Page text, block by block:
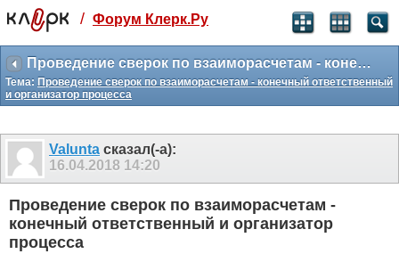
Святые угодники, Клерк без рекламы
прекрасен:)
месяц
99 ₽
259 ₽
-10%
полгода
499
-15%
Отмена Оплатить
/ Форум Клерк.Ру
Проведение сверок по взаиморасчетам - конечный ответственный и организатор процесса
Тема: Проведение сверок по взаиморасчетам - конечный ответственный
и организатор процесса
Valunta сказал(-а):
16.04.2018 14:20
Проведение сверок по взаиморасчетам -
конечный ответственный и организатор
процесса